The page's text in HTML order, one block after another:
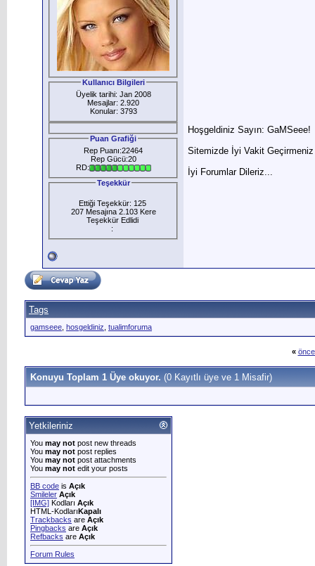
Kullanıcı Bilgileri
Üyelik tarihi: Jan 2008
Mesajlar: 2.920
Konular: 3793
Puan Grafiği
Rep Puanı:22464
Rep Gücü:20
RD:
Teşekkür
Ettiği Teşekkür: 125
207 Mesajına 2.103 Kere
Teşekkür Edlidi
:
Hoşgeldiniz Sayın: GaMSeee!
Sitemizde İyi Vakit
İyi Forumlar Dileriz...
Tags
gamseee hosgeldiniz tualimforuma
«
Konuyu Toplam 1 Üye okuyor. (0 Kayıtlı üye ve 1 Misafir)
Yetkileriniz
You may not post new threads
You may not post replies
You may not post attachments
You may not edit your posts
BB code is Açık
Smileler Açık
[IMG] Kodları Açık
HTML-KodlarıKapalı
Trackbacks are Açık
Pingbacks are Açık
Refbacks are Açık
Forum Rules